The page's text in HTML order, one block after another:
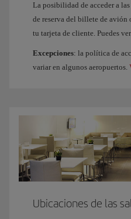
La posibilidad de acceder a
de reserva del billete de avión
tu tarjeta de cliente. Puedes
Excepciones: la política de
variar en algunos aeropuertos.
Ubicaciones de las